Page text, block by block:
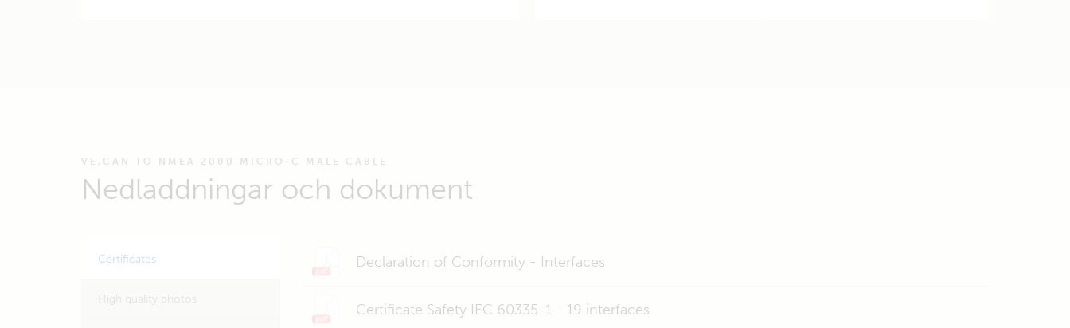
VE.CAN TO NMEA 2000 MICRO-C MALE CABLE
Nedladdningar och dokument
Certificates Declaration of Conformity - Interfaces
Certificate Safety IEC 60335-1 - 19 interfaces